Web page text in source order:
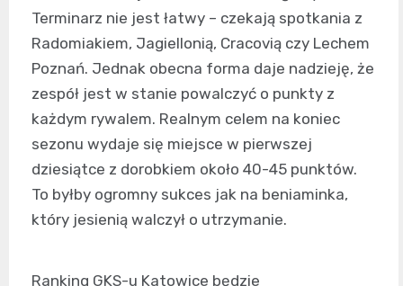
Terminarz nie jest łatwy – czekają spotkania z
Radomiakiem, Jagiellonią, Cracovią czy Lechem
Poznań. Jednak obecna forma daje nadzieję, że
zespół jest w stanie powalczyć o punkty z
każdym rywalem. Realnym celem na koniec
sezonu wydaje się miejsce w pierwszej
dziesiątce z dorobkiem około 40-45 punktów.
To byłby ogromny sukces jak na beniaminka,
który jesienią walczył o utrzymanie.
Ranking GKS-u Katowice będzie